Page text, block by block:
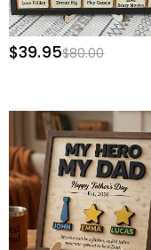
$39.95$80.00